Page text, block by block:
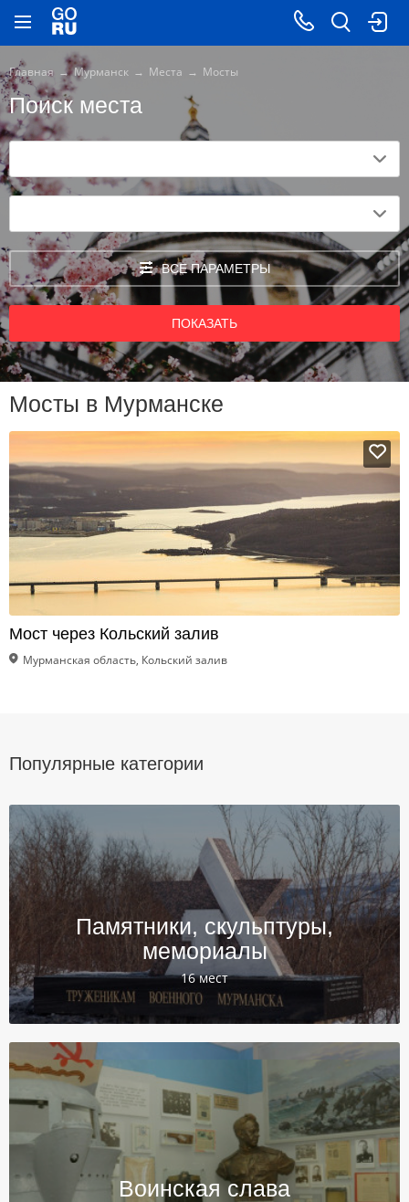
Главная Мурманск Места Мосты
Поиск места
ВСЕ ПАРАМЕТРЫ
ПОКАЗАТЬ
Мосты в Мурманске
Мост через Кольский залив
Мурманская область, Кольский залив
Популярные категории
Памятники, скульптуры,
мемориалы
16 мест
Воинская слава